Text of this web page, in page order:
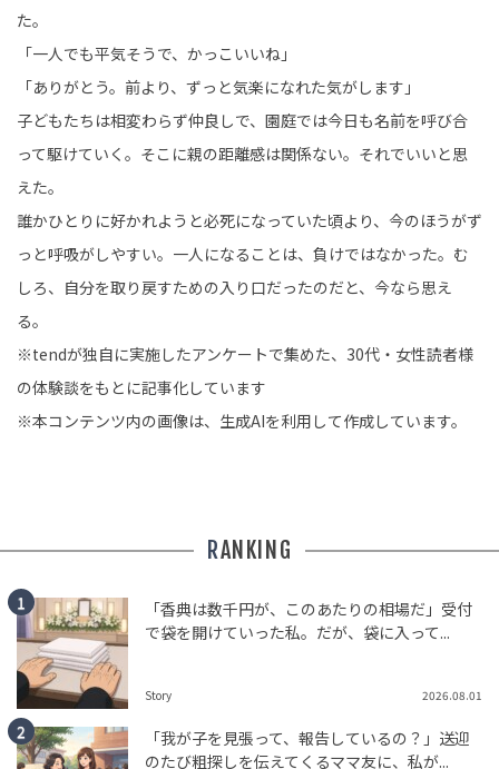
た。
「一人でも平気そうで、かっこいいね」
「ありがとう。前より、ずっと気楽になれた気がします」
子どもたちは相変わらず仲良しで、園庭では今日も名前を呼び合
って駆けていく。そこに親の距離感は関係ない。それでいいと思
えた。
誰かひとりに好かれようと必死になっていた頃より、今のほうがず
っと呼吸がしやすい。一人になることは、負けではなかった。む
しろ、自分を取り戻すための入り口だったのだと、今なら思え
る。
※tendが独自に実施したアンケートで集めた、30代・女性読者様
の体験談をもとに記事化しています
※本コンテンツ内の画像は、生成AIを利用して作成しています。
RANKING
「香典は数千円が、このあたりの相場だ」受付
で袋を開けていった私。だが、袋に入って...
Story 2026.08.01
「我が子を見張って、報告しているの？」送迎
のたび粗探しを伝えてくるママ友に、私が...